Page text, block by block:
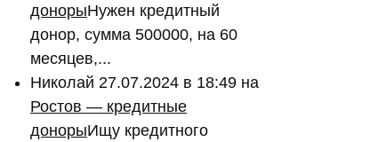
донорыНужен кредитный
донор, сумма 500000, на 60
месяцев,...
Николай 27.07.2024 в 18:49 на
Ростов — кредитные
донорыИщу кредитного